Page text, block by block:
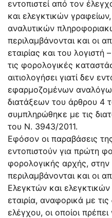
εντοπιστεί από τον
και ελεγκτικών
αναλυτικών
περιλαμβάνονται και οι
εταιρίας και του
τις φορολογικές
αιτιολογήσει γιατί δεν
εφαρμοζομένων
διατάξεων του άρθρου 4
συμπληρώθηκε με τις
του N. 3943/2011.
Εφόσον οι παραβάσεις
εντοπιστούν για πρώτη
φορολογικής αρχής,
περιλαμβάνονται και οι
Ελεγκτών και
εταιρία, αναφορικά με
ελέγχου, οι οποίοι